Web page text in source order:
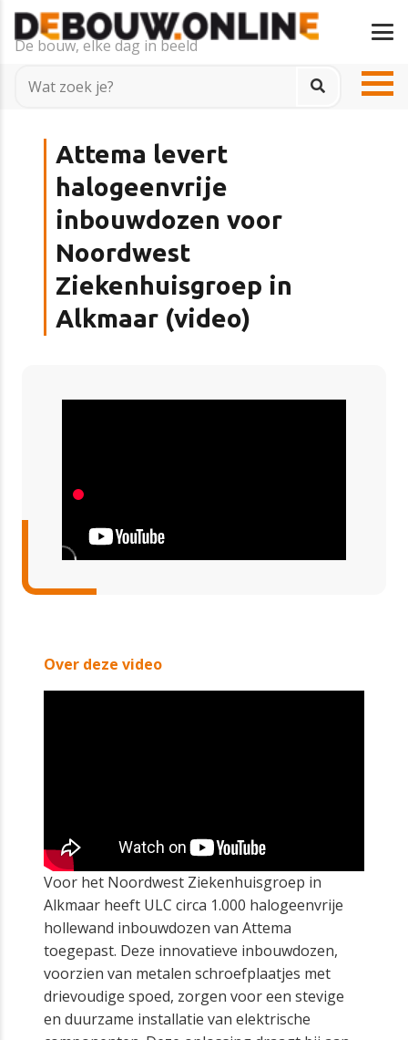
De bouw, elke dag in beeld
Attema levert
halogeenvrije
inbouwdozen voor
Noordwest
Ziekenhuisgroep in
Alkmaar (video)
Over deze video
Voor het Noordwest Ziekenhuisgroep in
Alkmaar heeft ULC circa 1.000 halogeenvrije
hollewand inbouwdozen van Attema
toegepast. Deze innovatieve inbouwdozen,
voorzien van metalen schroefplaatjes met
drievoudige spoed, zorgen voor een stevige
en duurzame installatie van elektrische